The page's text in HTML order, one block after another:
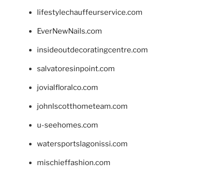
lifestylechauffeurservice.com
EverNewNails.com
insideoutdecoratingcentre.com
salvatoresinpoint.com
jovialfloralco.com
johnlscotthometeam.com
u-seehomes.com
watersportslagonissi.com
mischieffashion.com